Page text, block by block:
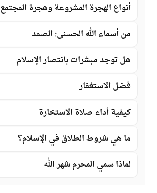
أنواع الهجرة المشروعة وهجرة المجتمع
من أسماء الله الحسنى: الصمد
هل توجد مبشرات بانتصار الإسلام
فضل الاستغفار
كيفية أداء صلاة الاستخارة
ما هي شروط الطلاق في الإسلام؟
لماذا سمي المحرم شهر الله